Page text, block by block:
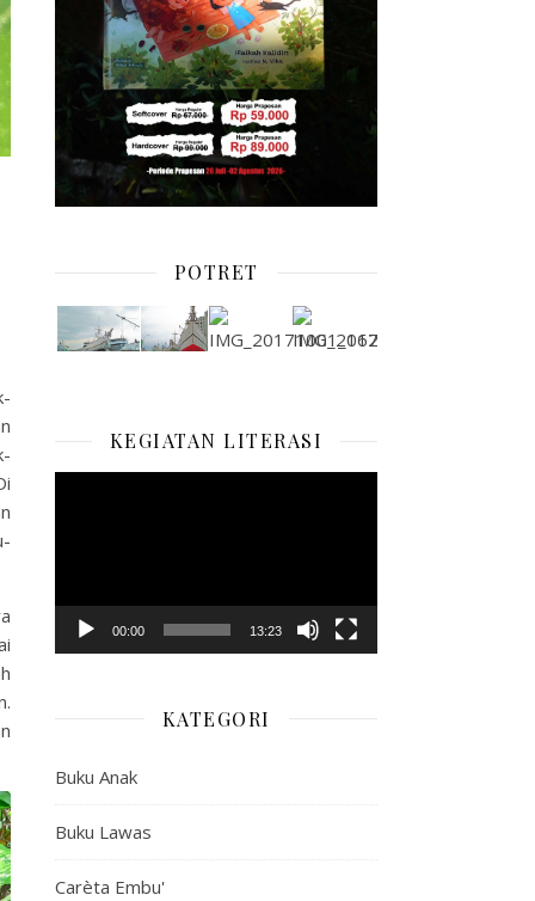
POTRET
KEGIATAN LITERASI
00:00 13:23
KATEGORI
Buku Anak
Buku Lawas
Carèta Embu'